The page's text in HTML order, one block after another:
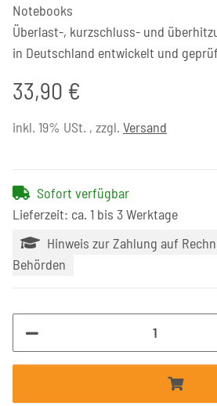
Notebooks
Überlast-, kurzschluss- und
in Deutschland entwickelt und
33,90 €
inkl. 19% USt. , zzgl. Versand
Sofort verfügbar
Lieferzeit: ca. 1 bis 3 Werktage
Hinweis zur Zahlung auf
Behörden